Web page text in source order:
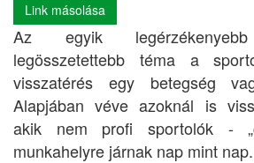
Link másolása
Az egyik
legösszetettebb téma a
visszatérés egy betegség
Alapjában véve azoknál is
akik nem profi sportolók -
munkahelyre járnak nap mint nap.